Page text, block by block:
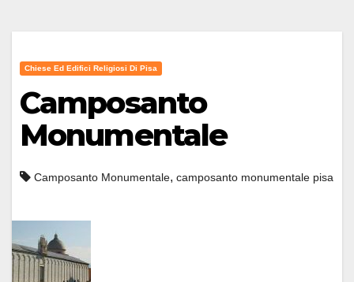
Chiese Ed Edifici Religiosi Di Pisa
Camposanto
Monumentale
Camposanto Monumentale, camposanto monumentale pisa